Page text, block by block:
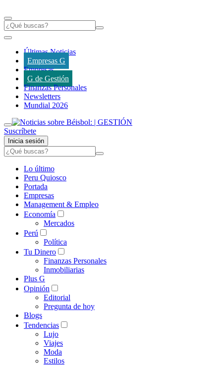
Últimas Noticias
Empresas G
Empresas
G de Gestión
Finanzas Personales
Newsletters
Mundial 2026
Suscríbete
Inicia sesión
Lo último
Peru Quiosco
Portada
Empresas
Management & Empleo
Economía
Mercados
Perú
Política
Tu Dinero
Finanzas Personales
Inmobiliarias
Plus G
Opinión
Editorial
Pregunta de hoy
Blogs
Tendencias
Lujo
Viajes
Moda
Estilos